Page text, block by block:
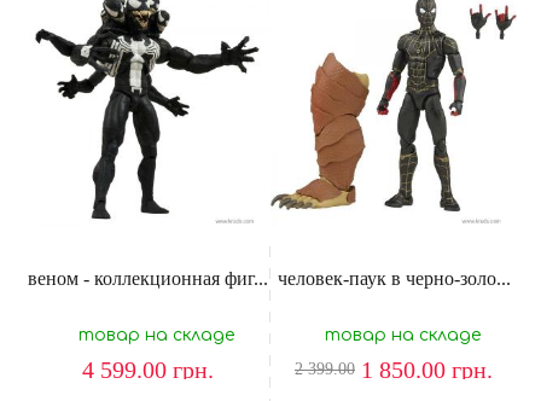
веном - коллекционная фиг...
товар на складе
4 599.00 грн.
человек-паук в черно-золо...
товар на складе
2 399.00 1 850.00 грн.